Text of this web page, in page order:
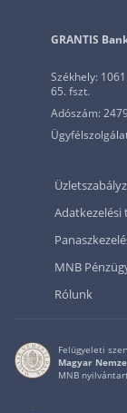
GRANTIS
Székhely:
65. fszt.
Adószám:
MNB
Rólunk
Felügyeleti
Magyar
MNB